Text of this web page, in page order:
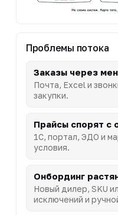
Проблемы потока
Заказы через
Почта, Excel и
закупки.
Прайсы спорят с
1С, портал, ЭДО и
условия.
Онбординг
Новый дилер, SKU
исключений и